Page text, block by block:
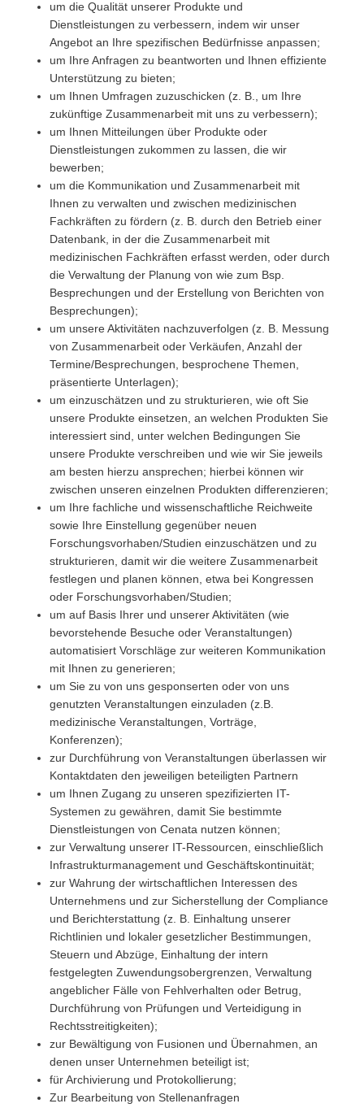
um die Qualität unserer Produkte und
Dienstleistungen zu verbessern, indem wir unser
Angebot an Ihre spezifischen Bedürfnisse anpassen;
um Ihre Anfragen zu beantworten und Ihnen effiziente
Unterstützung zu bieten;
um Ihnen Umfragen zuzuschicken (z. B., um Ihre
zukünftige Zusammenarbeit mit uns zu verbessern);
um Ihnen Mitteilungen über Produkte oder
Dienstleistungen zukommen zu lassen, die wir
bewerben;
um die Kommunikation und Zusammenarbeit mit
Ihnen zu verwalten und zwischen medizinischen
Fachkräften zu fördern (z. B. durch den Betrieb einer
Datenbank, in der die Zusammenarbeit mit
medizinischen Fachkräften erfasst werden, oder durch
die Verwaltung der Planung von wie zum Bsp.
Besprechungen und der Erstellung von Berichten von
Besprechungen);
um unsere Aktivitäten nachzuverfolgen (z. B. Messung
von Zusammenarbeit oder Verkäufen, Anzahl der
Termine/Besprechungen, besprochene Themen,
präsentierte Unterlagen);
um einzuschätzen und zu strukturieren, wie oft Sie
unsere Produkte einsetzen, an welchen Produkten Sie
interessiert sind, unter welchen Bedingungen Sie
unsere Produkte verschreiben und wie wir Sie jeweils
am besten hierzu ansprechen; hierbei können wir
zwischen unseren einzelnen Produkten differenzieren;
um Ihre fachliche und wissenschaftliche Reichweite
sowie Ihre Einstellung gegenüber neuen
Forschungsvorhaben/Studien einzuschätzen und zu
strukturieren, damit wir die weitere Zusammenarbeit
festlegen und planen können, etwa bei Kongressen
oder Forschungsvorhaben/Studien;
um auf Basis Ihrer und unserer Aktivitäten (wie
bevorstehende Besuche oder Veranstaltungen)
automatisiert Vorschläge zur weiteren Kommunikation
mit Ihnen zu generieren;
um Sie zu von uns gesponserten oder von uns
genutzten Veranstaltungen einzuladen (z.B.
medizinische Veranstaltungen, Vorträge,
Konferenzen);
zur Durchführung von Veranstaltungen überlassen wir
Kontaktdaten den jeweiligen beteiligten Partnern
um Ihnen Zugang zu unseren spezifizierten IT-
Systemen zu gewähren, damit Sie bestimmte
Dienstleistungen von Cenata nutzen können;
zur Verwaltung unserer IT-Ressourcen, einschließlich
Infrastrukturmanagement und Geschäftskontinuität;
zur Wahrung der wirtschaftlichen Interessen des
Unternehmens und zur Sicherstellung der Compliance
und Berichterstattung (z. B. Einhaltung unserer
Richtlinien und lokaler gesetzlicher Bestimmungen,
Steuern und Abzüge, Einhaltung der intern
festgelegten Zuwendungsobergrenzen, Verwaltung
angeblicher Fälle von Fehlverhalten oder Betrug,
Durchführung von Prüfungen und Verteidigung in
Rechtsstreitigkeiten);
zur Bewältigung von Fusionen und Übernahmen, an
denen unser Unternehmen beteiligt ist;
für Archivierung und Protokollierung;
Zur Bearbeitung von Stellenanfragen